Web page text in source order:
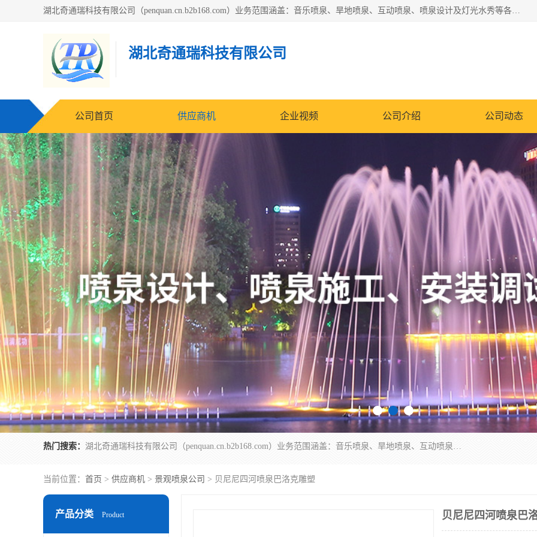
湖北奇通瑞科技有限公司（penquan.cn.b2b168.com）业务范围涵盖：音乐喷泉、旱地喷泉、互动喷泉、喷泉设计及灯光水秀等各类水景工程，广泛应用于公园、城市广场、商业综合体、旅游景区、住宅社区等领域。
湖北奇通瑞科技有限公司
公司首页 供应商机 企业视频 公司介绍 公司动态
热门搜索： 湖北奇通瑞科技有限公司（penquan.cn.b2b168.com）业务范围涵盖：音乐喷泉、旱地喷泉、互动喷泉、喷泉设计及灯光水秀等各类水景工程，广泛应用于公园、城市广场、商业综合体、旅游景区、住宅社区等领域。
当前位置： 首页 > 供应商机 > 景观喷泉公司 > 贝尼尼四河喷泉巴洛克雕塑
产品分类 Product 贝尼尼四河喷泉巴